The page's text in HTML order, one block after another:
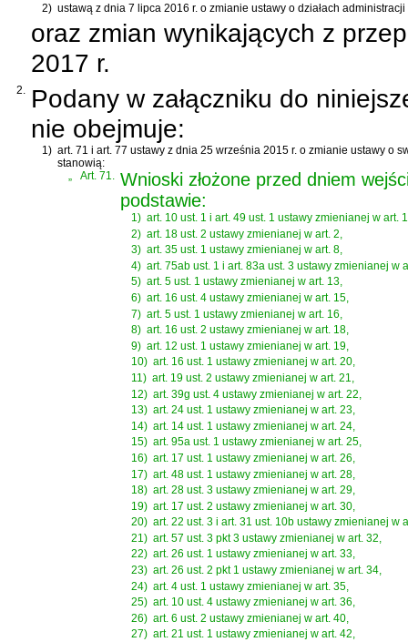
2) ustawą z dnia 7 lipca 2016 r. o zmianie ustawy o działach
oraz zmian wynikających z
2017 r.
2. Podany w załączniku do
nie obejmuje:
1) art. 71 i art. 77 ustawy z dnia 25 września 2015 r. o zmianie ustawy o
stanowią:
„
Art. 71. Wnioski złożone przed dniem
podstawie:
1) art. 10 ust. 1 i art. 49 ust. 1 ustawy zmienianej w art.
2) art. 18 ust. 2 ustawy zmienianej w art. 2,
3) art. 35 ust. 1 ustawy zmienianej w art. 8,
4) art. 75ab ust. 1 i art. 83a ust. 3 ustawy zmienianej w
5) art. 5 ust. 1 ustawy zmienianej w art. 13,
6) art. 16 ust. 4 ustawy zmienianej w art. 15,
7) art. 5 ust. 1 ustawy zmienianej w art. 16,
8) art. 16 ust. 2 ustawy zmienianej w art. 18,
9) art. 12 ust. 1 ustawy zmienianej w art. 19,
10) art. 16 ust. 1 ustawy zmienianej w art. 20,
11) art. 19 ust. 2 ustawy zmienianej w art. 21,
12) art. 39g ust. 4 ustawy zmienianej w art. 22,
13) art. 24 ust. 1 ustawy zmienianej w art. 23,
14) art. 14 ust. 1 ustawy zmienianej w art. 24,
15) art. 95a ust. 1 ustawy zmienianej w art. 25,
16) art. 17 ust. 1 ustawy zmienianej w art. 26,
17) art. 48 ust. 1 ustawy zmienianej w art. 28,
18) art. 28 ust. 3 ustawy zmienianej w art. 29,
19) art. 17 ust. 2 ustawy zmienianej w art. 30,
20) art. 22 ust. 3 i art. 31 ust. 10b ustawy zmienianej w
21) art. 57 ust. 3 pkt 3 ustawy zmienianej w art. 32,
22) art. 26 ust. 1 ustawy zmienianej w art. 33,
23) art. 26 ust. 2 pkt 1 ustawy zmienianej w art. 34,
24) art. 4 ust. 1 ustawy zmienianej w art. 35,
25) art. 10 ust. 4 ustawy zmienianej w art. 36,
26) art. 6 ust. 2 ustawy zmienianej w art. 40,
27) art. 21 ust. 1 ustawy zmienianej w art. 42,